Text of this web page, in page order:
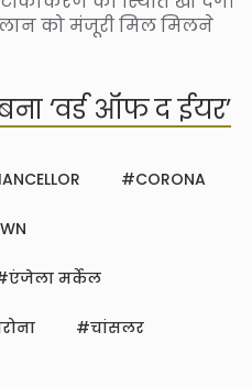
को मंजूरी मिल मिलने
‘वर्ड ऑफ द ईयर’
CORONA
एंजेला मर्केल
चांसलर